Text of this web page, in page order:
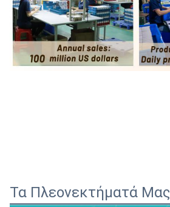
Τα Πλεονεκτήματά Μας